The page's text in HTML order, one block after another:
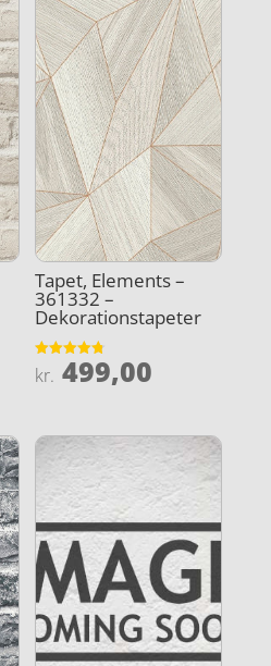
Tapet, Elements –
361332 –
Dekorationstapeter
Vurderet
4.8
kr. 499,00